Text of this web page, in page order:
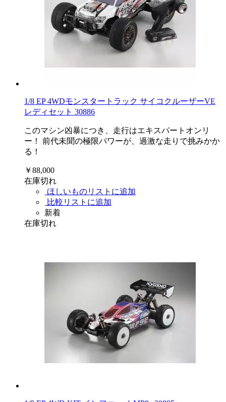
1/8 EP 4WDモンスタートラック サイコクルーザーVE
レディセット 30886
このマシン凶暴につき、走行はエキスパートオンリ
ー！ 前代未聞の極限パワーが、過激な走りで挑みかか
る！
￥88,000
在庫切れ
ほしいものリストに追加
比較リストに追加
新着
在庫切れ